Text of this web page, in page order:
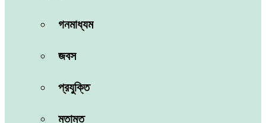
গনমাধ্যম
জবস
প্রযুক্তি
মতামত